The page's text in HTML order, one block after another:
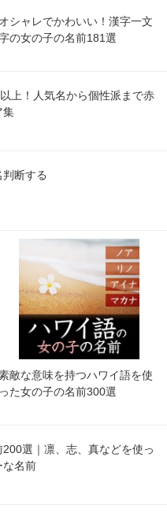
オシャレでかわいい！漢字一文
の女の子の名前181選
上！人気名から個性派まで赤
集
断する
敵な意味を持つハワイ語を使
った女の子の名前300選
選｜凛、志、真などを使っ
な名前